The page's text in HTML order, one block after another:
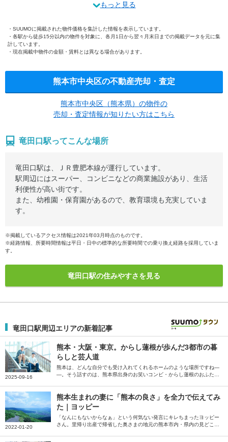
もっと見る
SUUMOに掲載された物件価格を集計した情報を表示しています。
各駅から徒歩15分以内の物件を対象に、各月1日から翌々月末日までの掲載データを元に集
計しています。
現在掲載中物件の金額・賃料とは異なる場合があります。
熊本市中央区の不動産売却・査定
熊本市中央区（熊本県）の物件の
売却・査定情報が知りたい方はこちら
竜田口駅ってこんな場所
竜田口駅は、ＪＲ豊肥本線が運行しています。
駅周辺にはスーパー、コンビニなどの商業施設があり、生活
利便性が高い街です。
また、幼稚園・保育園があるので、教育環境も充実していま
す。
※掲載しているアクセス情報は2021年03月時点のものです。
※経路情報、所要時間情報は平日・日中の標準的な所要時間での乗り換え経路を採用していま
す。
竜田口駅の住みやすさを見る
竜田口駅周辺エリアの新着記事
2025-09-16
熊本・大阪・東京。からし蓮根が歩んだ3都市の暮
らしと芸人道
熊本は、どんな自分でも受け入れてくれるホームのような場所ですね―
―。そう話すのは、熊本県出身のお笑いコンビ・からし蓮根のおふた
した東京での思い出や思いを伺いました。
2022-01-20
熊本生まれの妻に「熊本の良さ」を全力で伝えてみ
た｜ヨッピー
「なんにもないからなぁ」という何気ない発言にキレちまったヨッピー
さん。里帰り出産で帰省した奥さまの地元の熊本市内・県内の見どころ